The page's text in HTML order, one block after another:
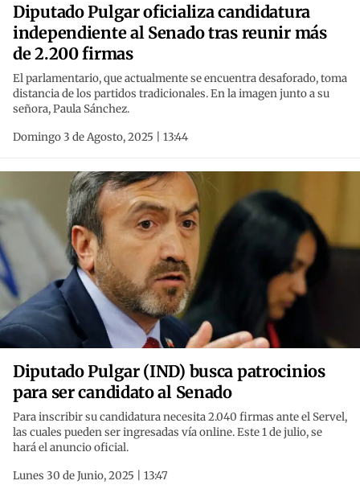
Diputado Pulgar oficializa candidatura
independiente al Senado tras reunir más
de 2.200 firmas
El parlamentario, que actualmente se encuentra desaforado, toma
distancia de los partidos tradicionales. En la imagen junto a su
señora, Paula Sánchez.
Domingo 3 de Agosto, 2025 | 13:44
Diputado Pulgar (IND) busca patrocinios
para ser candidato al Senado
Para inscribir su candidatura necesita 2.040 firmas ante el Servel,
las cuales pueden ser ingresadas vía online. Este 1 de julio, se
hará el anuncio oficial.
Lunes 30 de Junio, 2025 | 13:47